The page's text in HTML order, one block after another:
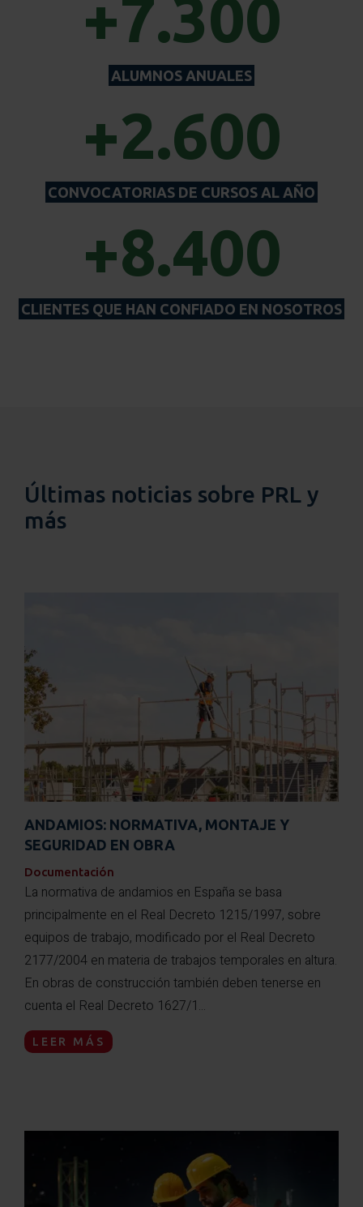
+7.300
ALUMNOS ANUALES
+2.600
CONVOCATORIAS DE CURSOS AL AÑO
+8.400
CLIENTES QUE HAN CONFIADO EN NOSOTROS
Últimas noticias sobre PRL y
más
ANDAMIOS: NORMATIVA, MONTAJE Y
SEGURIDAD EN OBRA
Documentación
La normativa de andamios en España se basa
principalmente en el Real Decreto 1215/1997, sobre
equipos de trabajo, modificado por el Real Decreto
2177/2004 en materia de trabajos temporales en altura.
En obras de construcción también deben tenerse en
cuenta el Real Decreto 1627/1...
LEER MÁS